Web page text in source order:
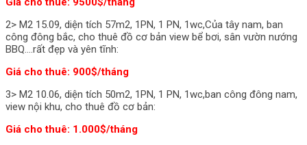
2> M2 15.09, diện tích 57m2, 1PN, 1 PN, 1wc,Của tây nam, ban
công đông bắc, cho thuê đồ cơ bản view bể bơi, sân vườn nướng
BBQ….rất đẹp và yên tĩnh:
Giá cho thuê: 900$/tháng
3> M2 10.06, diện tích 50m2, 1PN, 1 PN, 1wc,ban công đông nam,
view nội khu, cho thuê đồ cơ bản:
Giá cho thuê: 1.000$/tháng